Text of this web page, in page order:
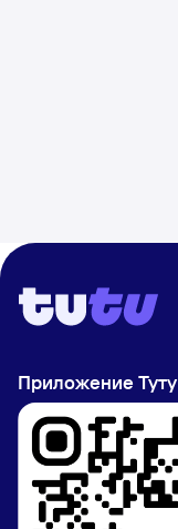
Приложение Туту